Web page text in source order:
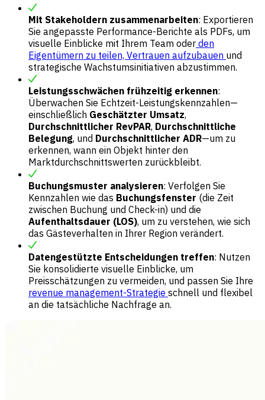
Mit Stakeholdern zusammenarbeiten: Exportieren
Sie angepasste Performance-Berichte als PDFs, um
visuelle Einblicke mit Ihrem Team oder den
Eigentümern zu teilen, Vertrauen aufzubauen und
strategische Wachstumsinitiativen abzustimmen.
Leistungsschwächen frühzeitig erkennen:
Überwachen Sie Echtzeit-Leistungskennzahlen—
einschließlich Geschätzter Umsatz,
Durchschnittlicher RevPAR, Durchschnittliche
Belegung, und Durchschnittlicher ADR—um zu
erkennen, wann ein Objekt hinter den
Marktdurchschnittswerten zurückbleibt.
Buchungsmuster analysieren: Verfolgen Sie
Kennzahlen wie das Buchungsfenster (die Zeit
zwischen Buchung und Check-in) und die
Aufenthaltsdauer (LOS), um zu verstehen, wie sich
das Gästeverhalten in Ihrer Region verändert.
Datengestützte Entscheidungen treffen: Nutzen
Sie konsolidierte visuelle Einblicke, um
Preisschätzungen zu vermeiden, und passen Sie Ihre
revenue management-Strategie schnell und flexibel
an die tatsächliche Nachfrage an.